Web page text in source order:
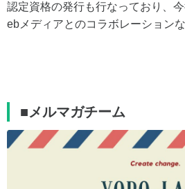
認定資格の発行も行なっており、
ebメディアとのコラボレーション
■メルマガチーム